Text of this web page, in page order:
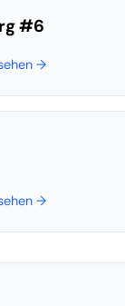
#6
→
→